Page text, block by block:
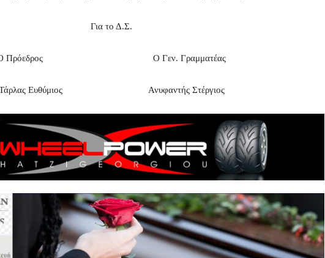
Για το Δ.Σ.
Πρόεδρος Ο Γεν. Γραμματέας
Ευθύμιος Ανυφαντής Στέργιος